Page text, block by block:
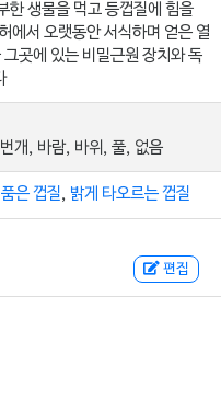
한 생물을 먹고 등껍질에 힘을
에서 오랫동안 서식하며 얻은 열
곳에 있는 비밀근원 장치와 독
개, 바람, 바위, 풀, 없음
은 껍질, 밝게 타오르는 껍질
편집